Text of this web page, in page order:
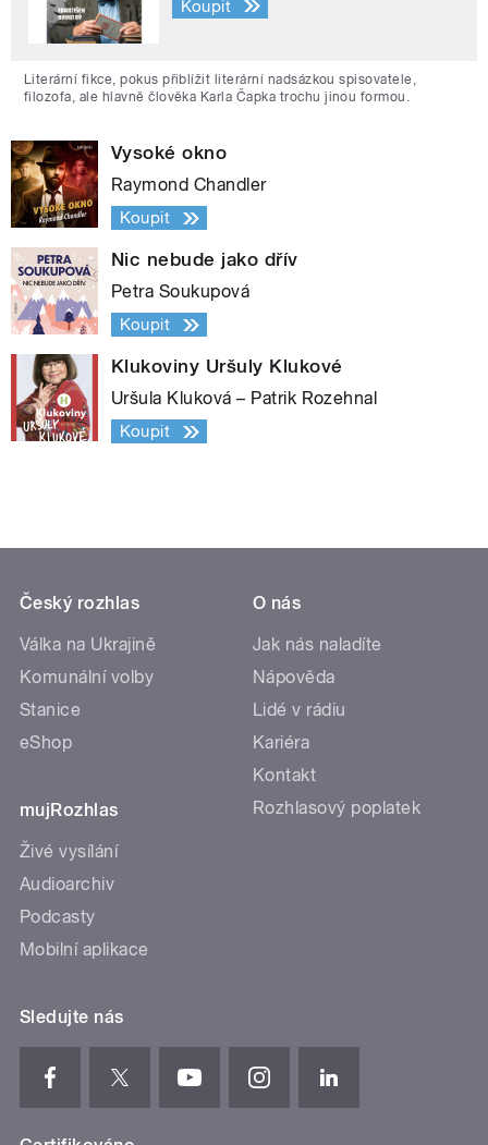
Koupit
Literární fikce, pokus přiblížit literární nadsázkou spisovatele,
filozofa, ale hlavně člověka Karla Čapka trochu jinou formou.
Vysoké okno
Raymond Chandler
Koupit
Nic nebude jako dřív
Petra Soukupová
Koupit
Klukoviny Uršuly Klukové
Uršula Kluková – Patrik Rozehnal
Koupit
Český rozhlas
Válka na Ukrajině
Komunální volby
Stanice
eShop
mujRozhlas
Živé vysílání
Audioarchiv
Podcasty
Mobilní aplikace
O nás
Jak nás naladíte
Nápověda
Lidé v rádiu
Kariéra
Kontakt
Rozhlasový poplatek
Sledujte nás